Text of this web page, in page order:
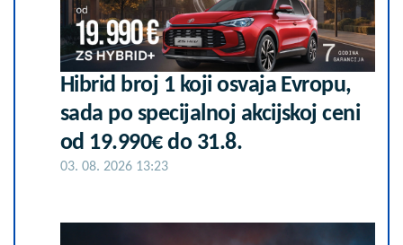
Hibrid broj 1 koji osvaja Evropu,
sada po specijalnoj akcijskoj ceni
od 19.990€ do 31.8.
03. 08. 2026 13:23